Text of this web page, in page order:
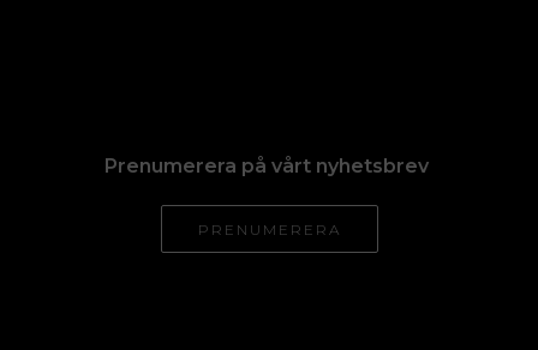
Prenumerera på vårt nyhetsbrev
PRENUMERERA